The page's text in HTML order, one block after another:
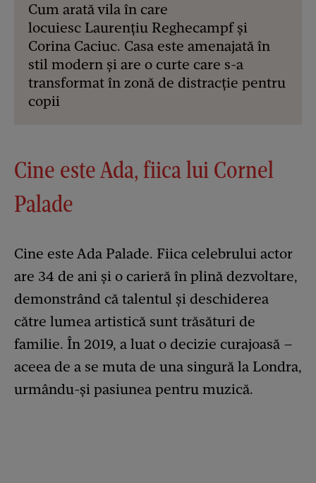
Cum arată vila în care
locuiesc Laurențiu Reghecampf și
Corina Caciuc. Casa este amenajată în
stil modern și are o curte care s-a
transformat în zonă de distracție pentru
copii
Cine este Ada, fiica lui Cornel
Palade
Cine este Ada Palade. Fiica celebrului actor
are 34 de ani și o carieră în plină dezvoltare,
demonstrând că talentul și deschiderea
către lumea artistică sunt trăsături de
familie. În 2019, a luat o decizie curajoasă –
aceea de a se muta de una singură la Londra,
urmându-și pasiunea pentru muzică.